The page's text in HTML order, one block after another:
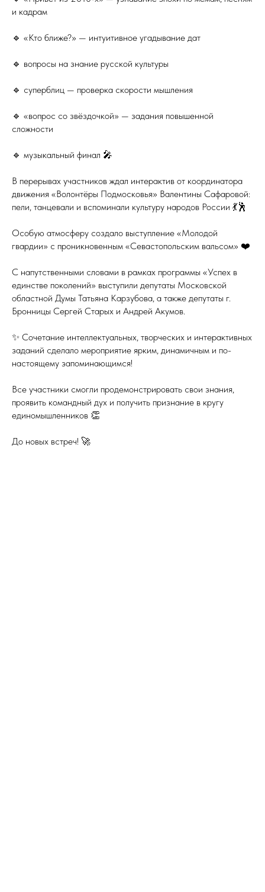
и кадрам
🔹 «Кто ближе?» — интуитивное угадывание дат
🔹 вопросы на знание русской культуры
🔹 суперблиц — проверка скорости мышления
🔹 «вопрос со звёздочкой» — задания повышенной
сложности
🔹 музыкальный финал 🎤
В перерывах участников ждал интерактив от координатора
движения «Волонтёры Подмосковья» Валентины Сафаровой:
пели, танцевали и вспоминали культуру народов России 💃🕺
Особую атмосферу создало выступление «Молодой
гвардии» с проникновенным «Севастопольским вальсом» ❤️
С напутственными словами в рамках программы «Успех в
единстве поколений» выступили депутаты Московской
областной Думы Татьяна Карзубова, а также депутаты г.
Бронницы Сергей Старых и Андрей Акумов.
✨ Сочетание интеллектуальных, творческих и интерактивных
заданий сделало мероприятие ярким, динамичным и по-
настоящему запоминающимся!
Все участники смогли продемонстрировать свои знания,
проявить командный дух и получить признание в кругу
единомышленников 👏
До новых встреч! 🚀